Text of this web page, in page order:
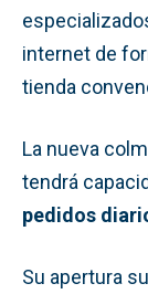
internet de
tienda
La nueva
tendrá
pedidos
Su apertura